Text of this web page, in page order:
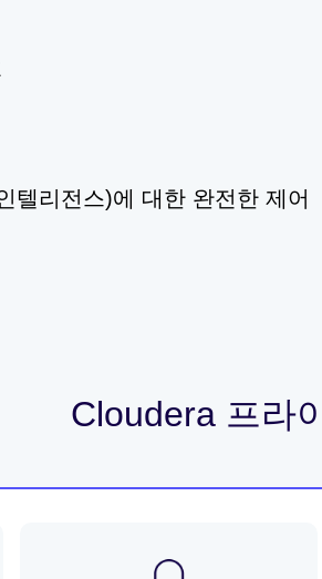
텔리전스)에 대한 완전한 제어
Cloudera 프라